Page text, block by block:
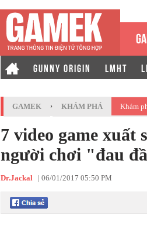
GUNNY ORIGIN LMHT
GAMEK › KHÁM PHÁ Khám
7 video game xuất
người chơi "đau
Dr.Jackal | 06/01/2017 05:50 PM